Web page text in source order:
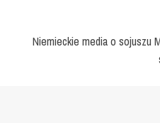
Niemieckie media o sojuszu